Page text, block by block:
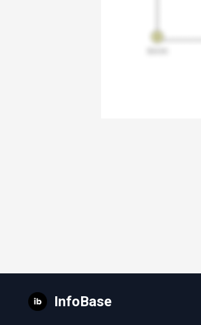
InfoBase